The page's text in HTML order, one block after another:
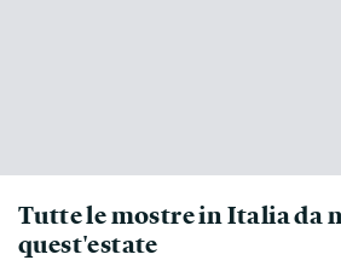
Tutte le mostre in Italia da
quest'estate